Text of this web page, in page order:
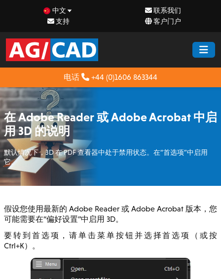
中文
联系我们
支持
客户门户
电话 +44 (0)1606 863344
在 Adobe Reader 或 Adobe Acrobat 中启
用 3D 的说明
默认情况下，3D 在 PDF 查看器中处于禁用状态。在“首选项”中启用
它。
假设您使用最新的 Adobe Reader 或 Adobe Acrobat 版本，您
可能需要在“偏好设置”中启用 3D。
要转到首选项，请单击菜单按钮并选择首选项（或按
Ctrl+K）。